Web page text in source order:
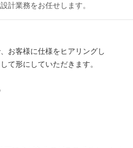
計業務をお任せします。
お客様に仕様をヒアリングし
て形にしていただきます。